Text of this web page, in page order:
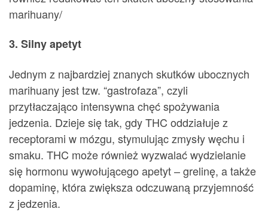
marihuany/
3. Silny apetyt
Jednym z najbardziej znanych skutków ubocznych
marihuany jest tzw. “gastrofaza”, czyli
przytłaczająco intensywna chęć spożywania
jedzenia. Dzieje się tak, gdy THC oddziałuje z
receptorami w mózgu, stymulując zmysły węchu i
smaku. THC może również wyzwalać wydzielanie
się hormonu wywołującego apetyt – grelinę, a także
dopaminę, która zwiększa odczuwaną przyjemność
z jedzenia.